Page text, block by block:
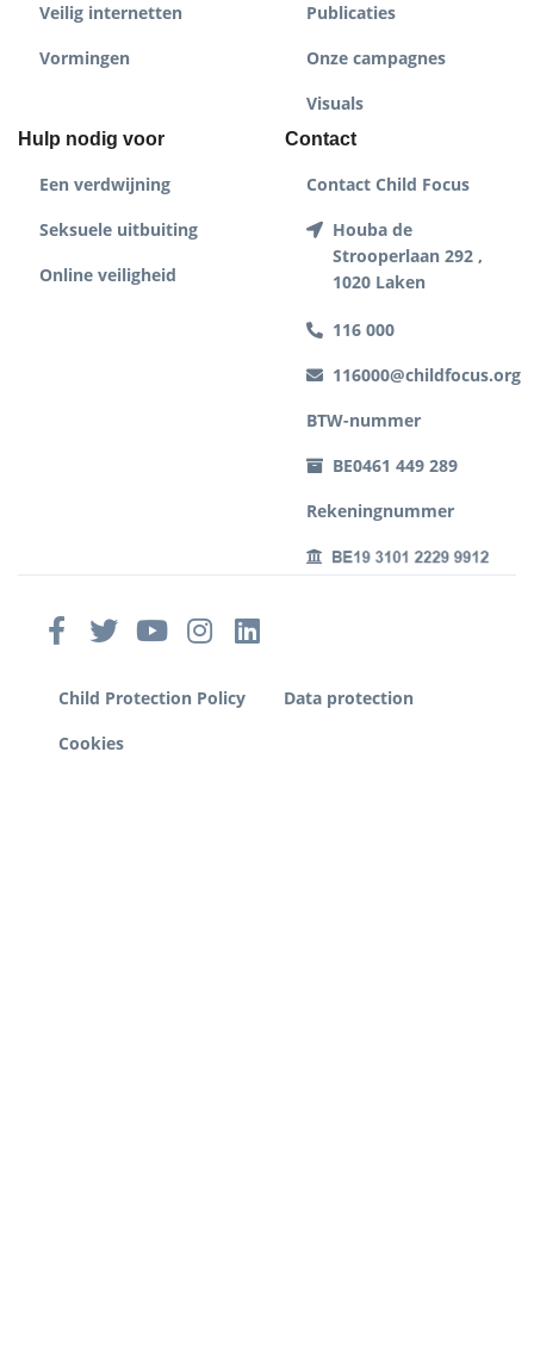
Veilig internetten
Vormingen
Publicaties
Onze campagnes
Visuals
Hulp nodig voor
Een verdwijning
Seksuele uitbuiting
Online veiligheid
Contact
Contact Child Focus
Houba de
Strooperlaan 292 ,
1020 Laken
116 000
116000@childfocus.org
BTW-nummer
BE0461 449 289
Rekeningnummer
Child Protection Policy
Data protection
Cookies